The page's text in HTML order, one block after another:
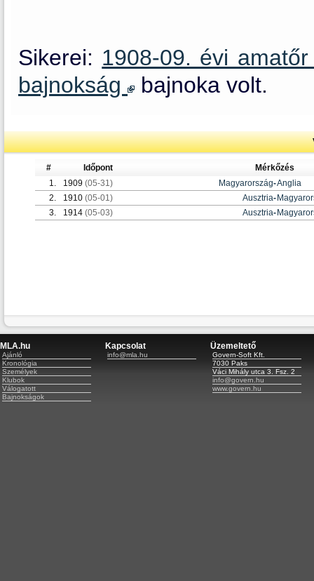
Sikerei: 1908-09. évi
bajnokság
bajnoka volt.
# Időpont
Mérkőzés
1.
1909 (05-31) Magyarország-Anglia
2.
1910 (05-01) Ausztria-
3.
1914 (05-03) Ausztria-
MLA.hu
Ajánló
Kronológia
Személyek
Klubok
Válogatott
Bajnokságok
Kapcsolat
info@mla.hu
Üzemeltető
Govern-Soft Kft.
7030 Paks
Váci Mihály utca 3. Fsz. 2
info@govern.hu
www.govern.hu